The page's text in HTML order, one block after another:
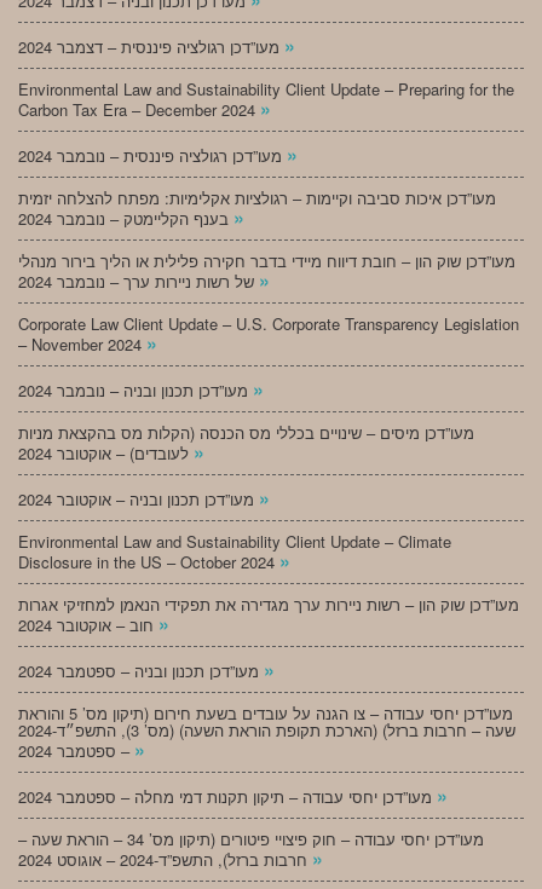
»
Environmental Law and Sustainability Client Update – Preparing for the
Carbon Tax Era – December 2024 »
»
מעו”דכן איכות סביבה וקיימות – רגולציות אקלימיות: מפתח להצלחה יזמית
»
מעו”דכן שוק הון – חובת דיווח מיידי בדבר חקירה פלילית או הליך בירור מנהלי
»
Corporate Law Client Update – U.S. Corporate Transparency Legislation
– November 2024 »
»
מעו”דכן מיסים – שינויים בכללי מס הכנסה (הקלות מס בהקצאת מניות
»
»
Environmental Law and Sustainability Client Update – Climate
Disclosure in the US – October 2024 »
מעו”דכן שוק הון – רשות ניירות ערך מגדירה את תפקידי הנאמן למחזיקי אגרות
»
»
מעו”דכן יחסי עבודה – צו הגנה על עובדים בשעת חירום (תיקון מס’ 5 והוראת
שעה – חרבות ברזל) (הארכת תקופת הוראת השעה) (מס’ 3), התשפ״ד-2024
– ספטמבר 2024 »
»
מעו”דכן יחסי עבודה – חוק פיצויי פיטורים (תיקון מס’ 34 – הוראת שעה –
»